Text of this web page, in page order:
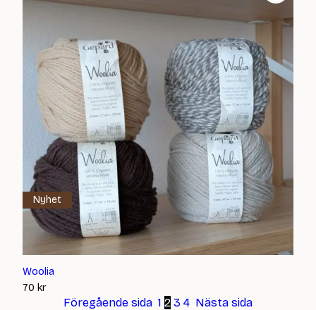
Woolia
70 kr
Nyhet
Föregående sida 1 2 3 4 Nästa sida